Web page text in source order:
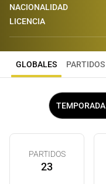
NACIONALIDAD
LICENCIA
GLOBALES PARTIDOS
TEMPORADA
PARTIDOS
23